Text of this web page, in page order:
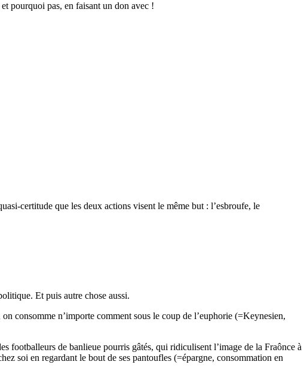
pourquoi pas, en faisant un don avec !
certitude que les deux actions visent le même but : l’esbroufe, le
Et puis autre chose aussi.
consomme n’importe comment sous le coup de l’euphorie (=Keynesien,
footballeurs de banlieue pourris gâtés, qui ridiculisent l’image de la Fraônce à
soi en regardant le bout de ses pantoufles (=épargne, consommation en